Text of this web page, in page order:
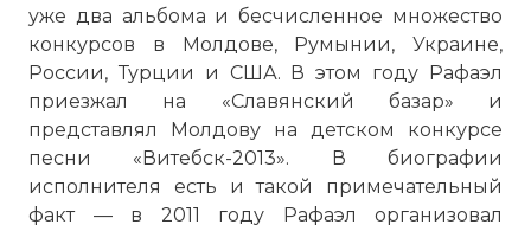
уже два альбома и бесчисленное множество
конкурсов в Молдове, Румынии, Украине,
России, Турции и США. В этом году Рафаэл
приезжал на «Славянский базар» и
представлял Молдову на детском конкурсе
песни «Витебск-2013». В биографии
исполнителя есть и такой примечательный
факт — в 2011 году Рафаэл организовал